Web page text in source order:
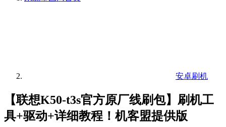
安卓刷机
【联想K50-t3s官方原厂线刷包】刷机工
具+驱动+详细教程！机客盟提供版